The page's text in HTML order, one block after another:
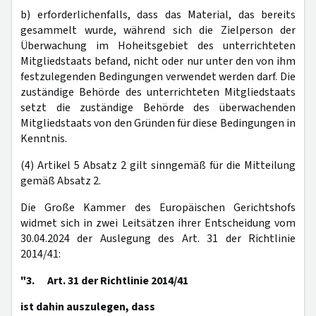
b) erforderlichenfalls, dass das Material, das bereits
gesammelt wurde, während sich die Zielperson der
Überwachung im Hoheitsgebiet des unterrichteten
Mitgliedstaats befand, nicht oder nur unter den von ihm
festzulegenden Bedingungen verwendet werden darf. Die
zuständige Behörde des unterrichteten Mitgliedstaats
setzt die zuständige Behörde des überwachenden
Mitgliedstaats von den Gründen für diese Bedingungen in
Kenntnis.
(4) Artikel 5 Absatz 2 gilt sinngemäß für die Mitteilung
gemäß Absatz 2.
Die Große Kammer des Europäischen Gerichtshofs
widmet sich in zwei Leitsätzen ihrer Entscheidung vom
30.04.2024 der Auslegung des Art. 31 der Richtlinie
2014/41:
"3. Art. 31 der Richtlinie 2014/41
ist dahin auszulegen, dass